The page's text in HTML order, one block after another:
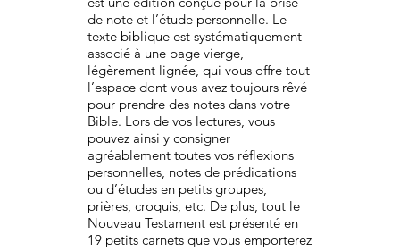
de note et l’étude personnelle. Le
texte biblique est systématiquement
associé à une page vierge,
légèrement lignée, qui vous offre tout
l’espace dont vous avez toujours rêvé
pour prendre des notes dans votre
Bible. Lors de vos lectures, vous
pouvez ainsi y consigner
agréablement toutes vos réflexions
personnelles, notes de prédications
ou d’études en petits groupes,
prières, croquis, etc. De plus, tout le
Nouveau Testament est présenté en
19 petits carnets que vous emporterez